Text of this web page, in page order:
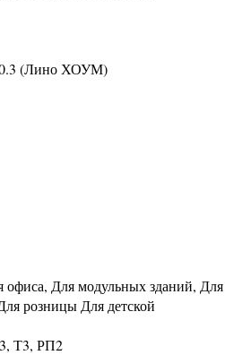
0.3 (Лино ХОУМ)
Для модульных зданий,
розницы Для детской
Т3, РП2